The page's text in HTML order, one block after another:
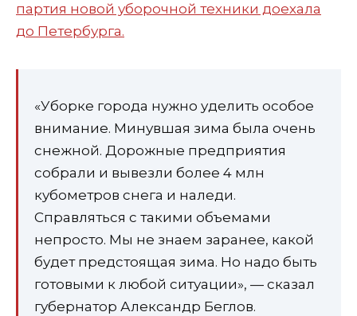
партия новой уборочной техники доехала
до Петербурга.
«Уборке города нужно уделить особое
внимание. Минувшая зима была очень
снежной. Дорожные предприятия
собрали и вывезли более 4 млн
кубометров снега и наледи.
Справляться с такими объемами
непросто. Мы не знаем заранее, какой
будет предстоящая зима. Но надо быть
готовыми к любой ситуации», — сказал
губернатор Александр Беглов.